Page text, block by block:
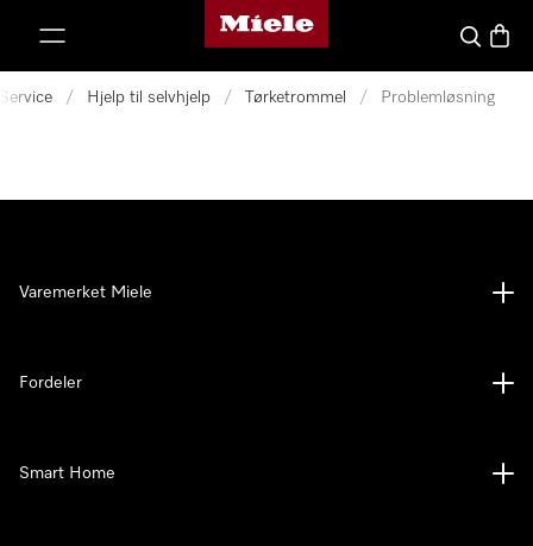
Mieles hjemmeside
Søk
Service / Hjelp til selvhjelp / Tørketrommel / Problemløsning
Varemerket Miele
Fordeler
Smart Home